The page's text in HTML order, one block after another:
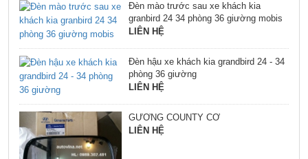
Đèn mào trước sau xe khách kia
granbird 24 34 phòng 36 giường mobis
LIÊN HỆ
Đèn hậu xe khách kia grandbird 24 - 34
phòng 36 giường
LIÊN HỆ
GƯƠNG COUNTY CƠ
LIÊN HỆ